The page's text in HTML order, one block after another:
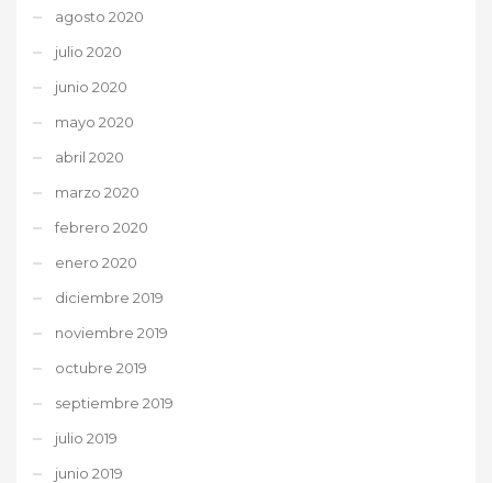
agosto 2020
julio 2020
junio 2020
mayo 2020
abril 2020
marzo 2020
febrero 2020
enero 2020
diciembre 2019
noviembre 2019
octubre 2019
septiembre 2019
julio 2019
junio 2019